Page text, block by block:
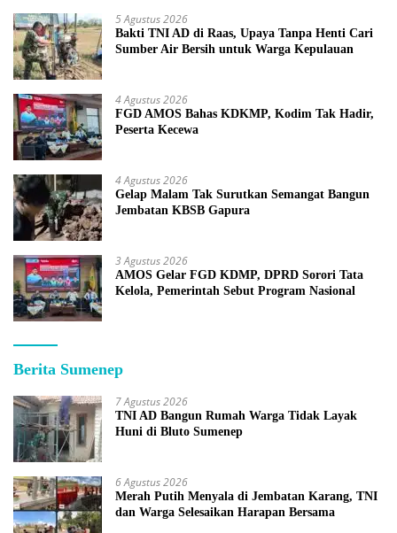
5 Agustus 2026
Bakti TNI AD di Raas, Upaya Tanpa Henti Cari
Sumber Air Bersih untuk Warga Kepulauan
4 Agustus 2026
FGD AMOS Bahas KDKMP, Kodim Tak Hadir,
Peserta Kecewa
4 Agustus 2026
Gelap Malam Tak Surutkan Semangat Bangun
Jembatan KBSB Gapura
3 Agustus 2026
AMOS Gelar FGD KDMP, DPRD Sorori Tata
Kelola, Pemerintah Sebut Program Nasional
Berita Sumenep
7 Agustus 2026
TNI AD Bangun Rumah Warga Tidak Layak
Huni di Bluto Sumenep
6 Agustus 2026
Merah Putih Menyala di Jembatan Karang, TNI
dan Warga Selesaikan Harapan Bersama